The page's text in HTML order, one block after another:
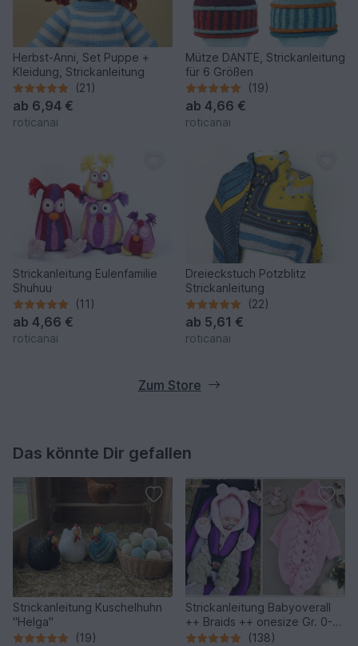
Herbst-Anni, Set Puppe +
Kleidung, Strickanleitung
(21)
ab 6,94 €
roticanai
Mütze DANTE, Strickanleitung
für 6 Größen
(19)
ab 4,66 €
roticanai
Strickanleitung Eulenfamilie
Shuhuu
(11)
ab 4,66 €
roticanai
Dreieckstuch Potzblitz
Strickanleitung
(22)
ab 5,61 €
roticanai
Zum Store
Das könnte Dir gefallen
Strickanleitung Kuschelhuhn
"Helga"
(19)
Strickanleitung Babyoverall
++ Braids ++ onesize Gr. 0-6
Monate
(138)